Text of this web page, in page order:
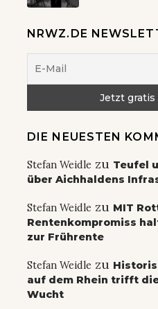
NRWZ.DE
DIE NEUESTEN
Stefan Weidle zu Teufel
über Aichhaldens
Stefan Weidle zu MIT
Rentenkompromiss
zur Frührente
Stefan Weidle zu
auf dem Rhein trifft
Wucht